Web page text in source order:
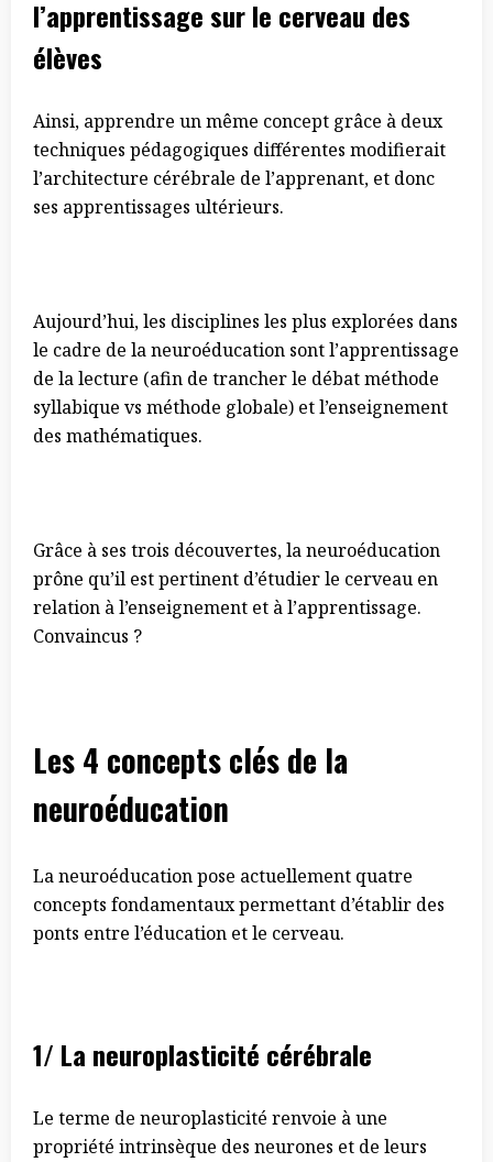
l’apprentissage sur le cerveau des
élèves
Ainsi, apprendre un même concept grâce à deux
techniques pédagogiques différentes modifierait
l’architecture cérébrale de l’apprenant, et donc
ses apprentissages ultérieurs.
Aujourd’hui, les disciplines les plus explorées dans
le cadre de la neuroéducation sont l’apprentissage
de la lecture (afin de trancher le débat méthode
syllabique vs méthode globale) et l’enseignement
des mathématiques.
Grâce à ses trois découvertes, la neuroéducation
prône qu’il est pertinent d’étudier le cerveau en
relation à l’enseignement et à l’apprentissage.
Convaincus ?
Les 4 concepts clés de la
neuroéducation
La neuroéducation pose actuellement quatre
concepts fondamentaux permettant d’établir des
ponts entre l’éducation et le cerveau.
1/ La neuroplasticité cérébrale
Le terme de neuroplasticité renvoie à une
propriété intrinsèque des neurones et de leurs